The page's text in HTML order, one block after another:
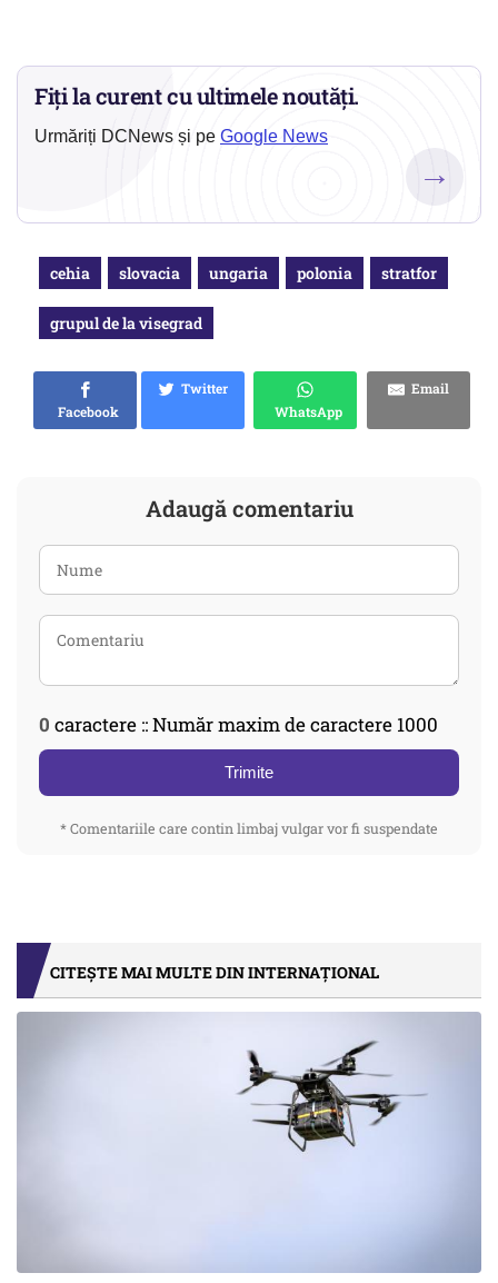
Fiți la curent cu ultimele noutăți.
Urmăriți DCNews și pe Google News
→
cehia slovacia ungaria polonia stratfor
grupul de la visegrad
Facebook
Twitter
WhatsApp
Email
Adaugă comentariu
0 caractere :: Număr maxim de caractere 1000
Trimite
* Comentariile care contin limbaj vulgar vor fi suspendate
CITEȘTE MAI MULTE DIN INTERNAȚIONAL